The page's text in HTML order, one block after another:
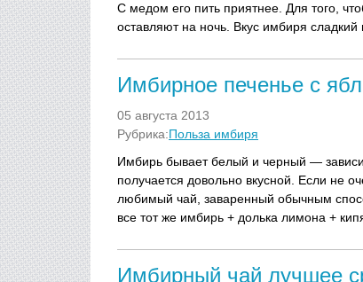
С медом его пить приятнее. Для того,
оставляют на ночь. Вкус имбиря сладкий
Имбирное печенье с
05 августа 2013
Рубрика:Польза имбиря
Имбирь бывает белый и черный —
получается довольно вкусной. Если не
любимый чай, заваренный обычным
все тот же имбирь + долька лимона +
Имбирный чай лучшее